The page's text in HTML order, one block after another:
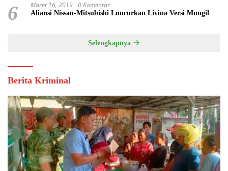
6 Maret 16, 2019 0 Komentar
Aliansi Nissan-Mitsubishi Luncurkan Livina Versi Mungil
Selengkapnya
Berita Kriminal